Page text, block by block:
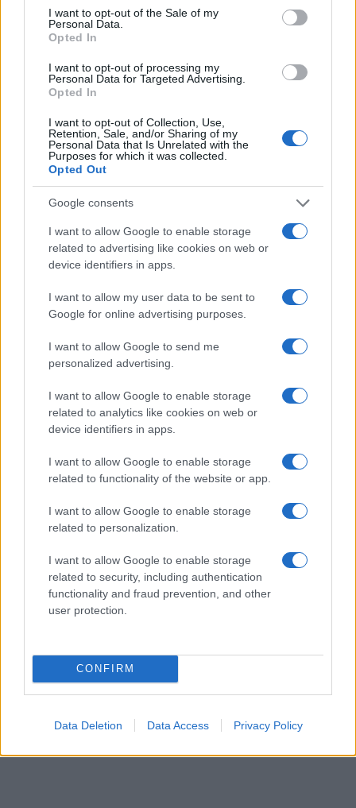
consent section.
I want to opt-out of the Sale of my
Personal Data.
Opted In
I want to opt-out of processing my
Personal Data for Targeted Advertising.
Opted In
I want to opt-out of Collection, Use,
Retention, Sale, and/or Sharing of my
Personal Data that Is Unrelated with the
Purposes for which it was collected.
Opted Out
Google consents
I want to allow Google to enable storage
related to advertising like cookies on web or
device identifiers in apps.
I want to allow my user data to be sent to
Google for online advertising purposes.
I want to allow Google to send me
personalized advertising.
I want to allow Google to enable storage
related to analytics like cookies on web or
device identifiers in apps.
I want to allow Google to enable storage
related to functionality of the website or app.
I want to allow Google to enable storage
related to personalization.
I want to allow Google to enable storage
related to security, including authentication
functionality and fraud prevention, and other
user protection.
CONFIRM
Data Deletion Data Access Privacy Policy
Ροή Ειδήσεων
ΔΙΕΘΝΗ
08/08/26 - 23:21
«Μυστήριο» με το εμπλουτισμένο ουράνιο του Ιράν:
Ανάσχεση του πυρηνικού προγράμματος βλέπουν οι
ειδικοί, αλλά όχι καταστροφή
08/08/26 - 23:13
Η αμερικανική Γερουσία ενέκρινε κυρώσεις-μαμούθ κατά
της Ρωσίας: Δασμοί έως 100% στις χώρες που
αγοράζουν ρωσικό πετρέλαιο και φυσικό αέριο
ΔΙΕΘΝΗ
Επίσκεψη-αστραπή του διοικητή της CENTCOM στο
Ισραήλ: Συναντήθηκε με την ηγεσία των IDF
08/08/26 - 23:02
Έκρηξη στη Σαντορίνη: Έναν αιώνα αργότερα η
καταστροφή;
ΟΙΚΟΛΟΓΙΑ
Επιστημονική πρόβλεψη-σοκ: Πώς θα είναι η
καθημερινότητά μας το 2100 αν η θερμοκρασία ανέβει 4
ΔΙΕΘΝΗ
08/08/26 - 22:50
Ουάσινγκτον χάνει έδαφος
ΤΟΥΡΚΙΑ
08/08/26 - 22:34
08/08/26 - 22:27
NYPD κατά Μαμντάνι για την επίσκεψη Νετανιάχου: «Με
08/08/26 - 22:18